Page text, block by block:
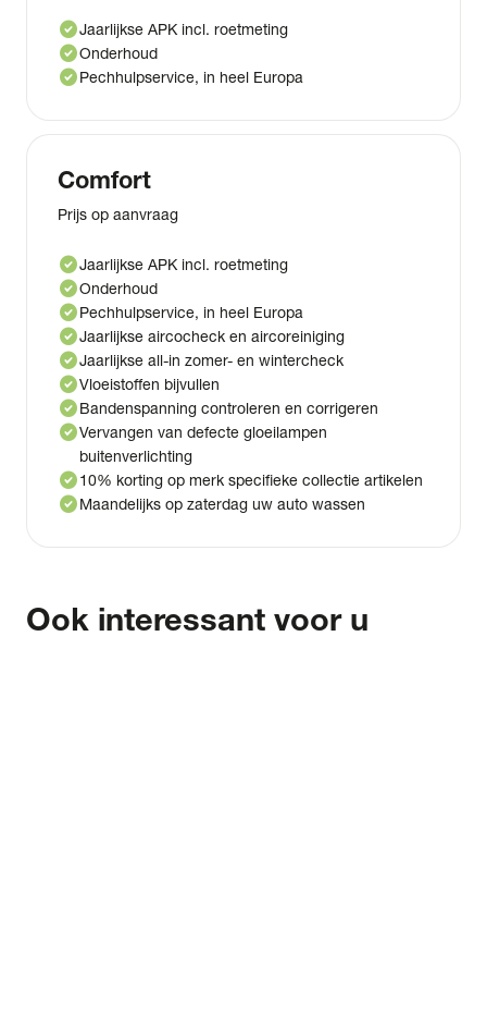
check_circleJaarlijkse APK incl. roetmeting
check_circleOnderhoud
check_circlePechhulpservice, in heel Europa
Comfort
Prijs op aanvraag
check_circleJaarlijkse APK incl. roetmeting
check_circleOnderhoud
check_circlePechhulpservice, in heel Europa
check_circleJaarlijkse aircocheck en aircoreiniging
check_circleJaarlijkse all-in zomer- en wintercheck
check_circleVloeistoffen bijvullen
check_circleBandenspanning controleren en corrigeren
check_circleVervangen van defecte gloeilampen
buitenverlichting
check_circle10% korting op merk specifieke collectie artikelen
check_circleMaandelijks op zaterdag uw auto wassen
Ook interessant voor u